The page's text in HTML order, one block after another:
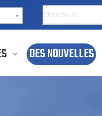
DES NOUVELLES